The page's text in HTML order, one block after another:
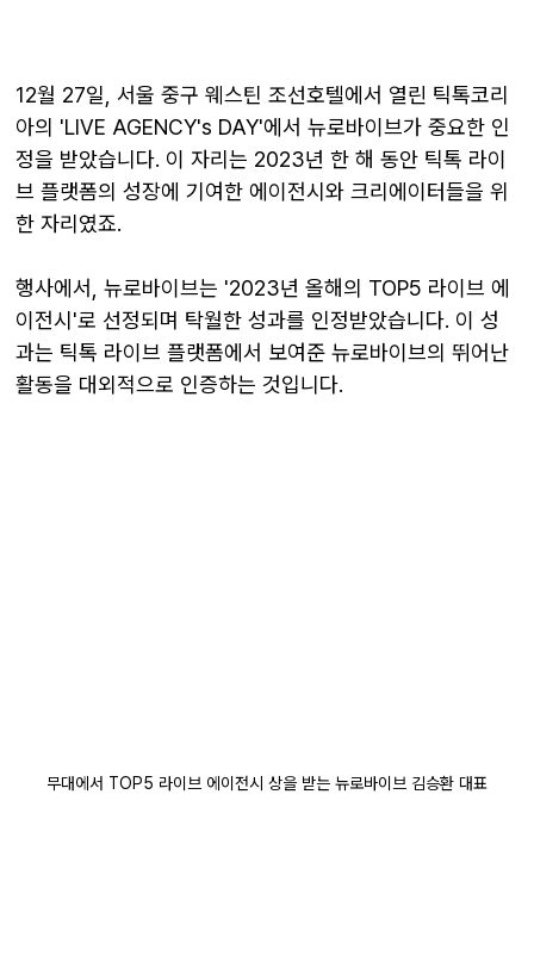
12월 27일, 서울 중구 웨스틴 조선호텔에서 열린 틱톡코리
아의 'LIVE AGENCY's DAY'에서 뉴로바이브가 중요한 인
정을 받았습니다. 이 자리는 2023년 한 해 동안 틱톡 라이
브 플랫폼의 성장에 기여한 에이전시와 크리에이터들을 위
한 자리였죠.
행사에서, 뉴로바이브는 '2023년 올해의 TOP5 라이브 에
이전시'로 선정되며 탁월한 성과를 인정받았습니다. 이 성
과는 틱톡 라이브 플랫폼에서 보여준 뉴로바이브의 뛰어난
활동을 대외적으로 인증하는 것입니다.
무대에서 TOP5 라이브 에이전시 상을 받는 뉴로바이브 김승환 대표